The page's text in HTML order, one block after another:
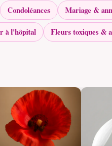
Condoléances Mariage &
à l'hôpital Fleurs toxiques &